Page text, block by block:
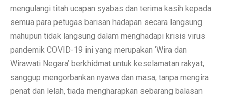
mengulangi titah ucapan syabas dan terima kasih kepada
semua para petugas barisan hadapan secara langsung
mahupun tidak langsung dalam menghadapi krisis virus
pandemik COVID-19 ini yang merupakan ‘Wira dan
Wirawati Negara’ berkhidmat untuk keselamatan rakyat,
sanggup mengorbankan nyawa dan masa, tanpa mengira
penat dan lelah, tiada mengharapkan sebarang balasan